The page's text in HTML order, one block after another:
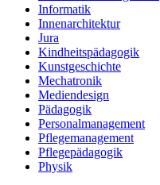
Informatik
Innenarchitektur
Jura
Kindheitspädagogik
Kunstgeschichte
Mechatronik
Mediendesign
Pädagogik
Personalmanagement
Pflegemanagement
Pflegepädagogik
Physik